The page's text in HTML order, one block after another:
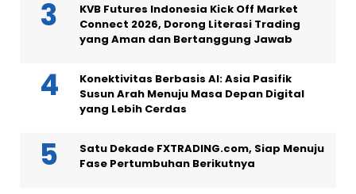
KVB Futures Indonesia Kick Off Market
Connect 2026, Dorong Literasi Trading
yang Aman dan Bertanggung Jawab
Konektivitas Berbasis AI: Asia Pasifik
Susun Arah Menuju Masa Depan Digital
yang Lebih Cerdas
Satu Dekade FXTRADING.com, Siap Menuju
Fase Pertumbuhan Berikutnya